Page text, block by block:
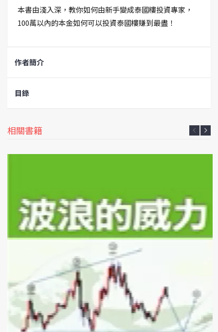
本書由淺入深，教你如何由新手變成泰國樓投資專家，
100萬以內的本金如何可以投資泰國樓賺到最盡！
作者簡介
目錄
相關書籍